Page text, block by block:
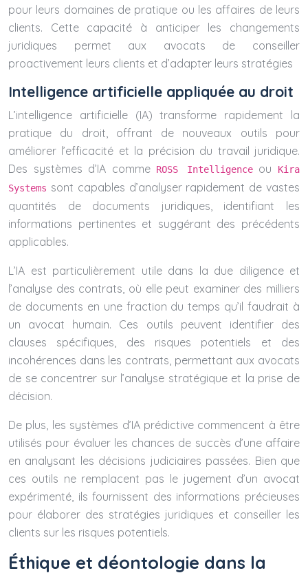
pour leurs domaines de pratique ou les affaires de leurs
clients. Cette capacité à anticiper les changements
juridiques permet aux avocats de conseiller
proactivement leurs clients et d’adapter leurs stratégies
Intelligence artificielle appliquée au droit
L’intelligence artificielle (IA) transforme rapidement la
pratique du droit, offrant de nouveaux outils pour
améliorer l’efficacité et la précision du travail juridique.
Des systèmes d’IA comme ROSS Intelligenceou
Kira
Systems sont capables d’analyser rapidement de vastes
quantités de documents juridiques, identifiant les
informations pertinentes et suggérant des précédents
applicables.
L’IA est particulièrement utile dans la due diligence et
l’analyse des contrats, où elle peut examiner des milliers
de documents en une fraction du temps qu’il faudrait à
un avocat humain. Ces outils peuvent identifier des
clauses spécifiques, des risques potentiels et des
incohérences dans les contrats, permettant aux avocats
de se concentrer sur l’analyse stratégique et la prise de
décision.
De plus, les systèmes d’IA prédictive commencent à être
utilisés pour évaluer les chances de succès d’une affaire
en analysant les décisions judiciaires passées. Bien que
ces outils ne remplacent pas le jugement d’un avocat
expérimenté, ils fournissent des informations précieuses
pour élaborer des stratégies juridiques et conseiller les
clients sur les risques potentiels.
Éthique et déontologie dans la